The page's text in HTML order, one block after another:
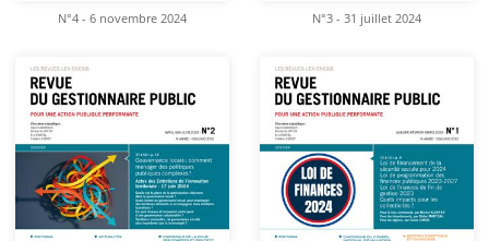
N°4 - 6 novembre 2024 N°3 - 31 juillet 2024